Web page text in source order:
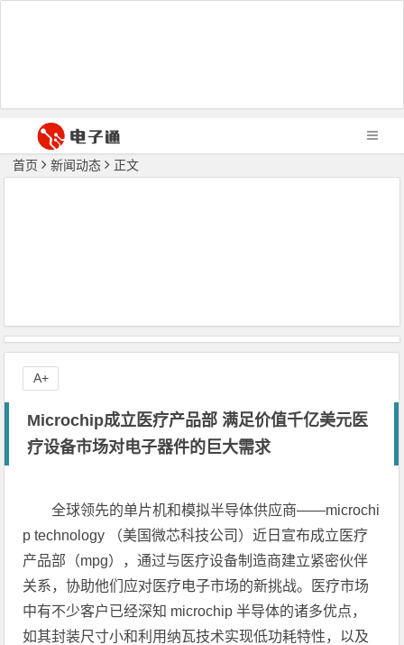
首页 新闻动态 正文
Microchip成立医疗产品部 满足价值千亿美元医
疗设备市场对电子器件的巨大需求
全球领先的单片机和模拟半导体供应商——microchi
p technology （美国微芯科技公司）近日宣布成立医疗
产品部（mpg），通过与医疗设备制造商建立紧密伙伴
关系，协助他们应对医疗电子市场的新挑战。医疗市场
中有不少客户已经深知 microchip 半导体的诸多优点，
如其封装尺寸小和利用纳瓦技术实现低功耗特性，以及
A+